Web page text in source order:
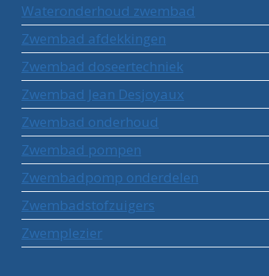
Wateronderhoud zwembad
Zwembad afdekkingen
Zwembad doseertechniek
Zwembad Jean Desjoyaux
Zwembad onderhoud
Zwembad pompen
Zwembadpomp onderdelen
Zwembadstofzuigers
Zwemplezier